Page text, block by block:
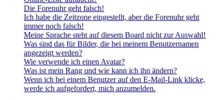
Die Forenuhr geht falsch!
Ich habe die Zeitzone eingestellt, aber die Forenuhr geht
immer noch falsch!
Meine Sprache steht auf diesem Board nicht zur Auswahl!
Was sind das für Bilder, die bei meinem Benutzernamen
angezeigt werden?
Wie verwende ich einen Avatar?
Was ist mein Rang und wie kann ich ihn ändern?
Wenn ich bei einem Benutzer auf den E-Mail-Link klicke,
werde ich aufgefordert, mich anzumelden.